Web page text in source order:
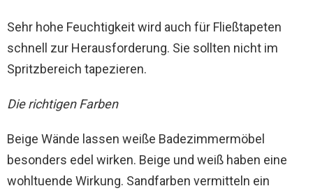
Sehr hohe Feuchtigkeit wird auch für Fließtapeten
schnell zur Herausforderung. Sie sollten nicht im
Spritzbereich tapezieren.
Die richtigen Farben
Beige Wände lassen weiße Badezimmermöbel
besonders edel wirken. Beige und weiß haben eine
wohltuende Wirkung. Sandfarben vermitteln ein